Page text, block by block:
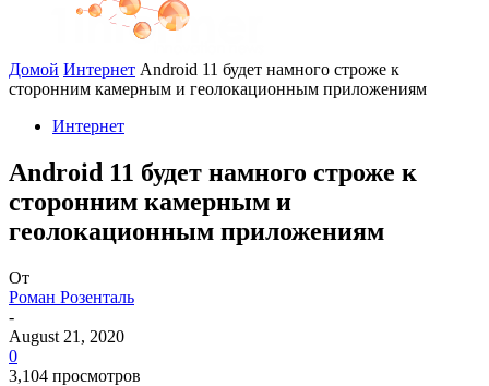
Домой Интернет Android 11 будет намного строже к
сторонним камерным и геолокационным приложениям
Интернет
Android 11 будет намного строже к
сторонним камерным и
геолокационным приложениям
От
Роман Розенталь
-
August 21, 2020
0
3,104 просмотров